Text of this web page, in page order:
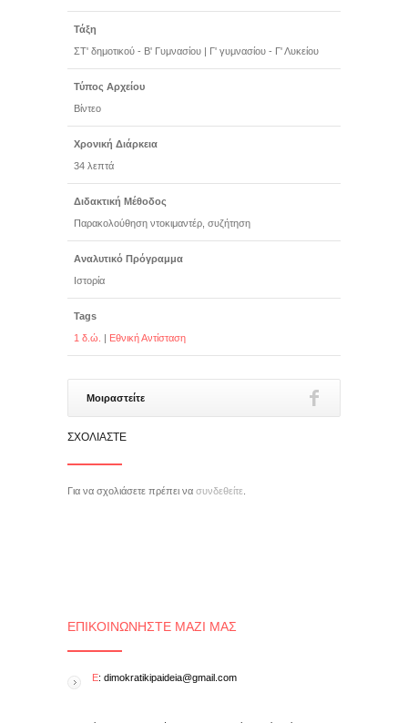
Τάξη
ΣΤ' δημοτικού - Β' Γυμνασίου | Γ' γυμνασίου - Γ' Λυκείου
Τύπος Αρχείου
Βίντεο
Χρονική Διάρκεια
34 λεπτά
Διδακτική Μέθοδος
Παρακολούθηση ντοκιμαντέρ, συζήτηση
Αναλυτικό Πρόγραμμα
Ιστορία
Tags
1 δ.ώ.
| Εθνική Αντίσταση
Μοιραστείτε
ΣΧΟΛΙΆΣΤΕ
Για να σχολιάσετε πρέπει να συνδεθείτε
ΕΠΙΚΟΙΝΩΝΉΣΤΕ ΜΑΖΊ ΜΑΣ
E: dimokratikipaideia@gmail.com